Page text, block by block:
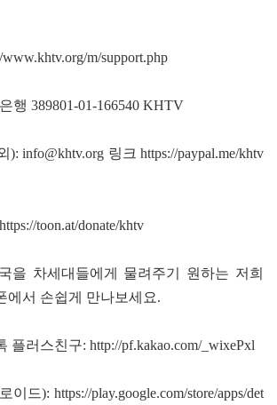
www.khtv.org/m/support.php
행 389801-01-166540 KHTV
info@khtv.org 링크 https://paypal.me/khtv
https://toon.at/donate/khtv
을 차세대들에게 물려주기 원하는 저희
에서 손쉽게 만나보세요.
플러스친구: http://pf.kakao.com/_wixePxl
이드): https://play.google.com/store/apps/det